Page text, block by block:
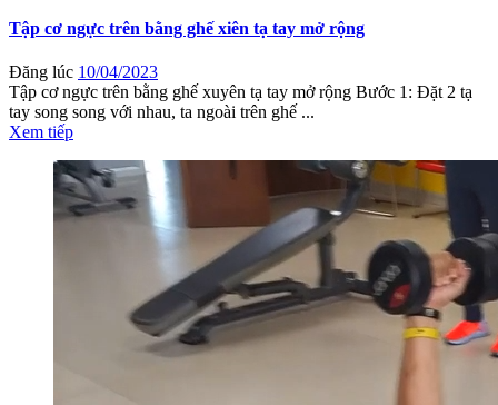
Tập cơ ngực trên bằng ghế xiên tạ tay mở rộng
Đăng lúc 10/04/2023
Tập cơ ngực trên bằng ghế xuyên tạ tay mở rộng Bước 1: Đặt 2 tạ
tay song song với nhau, ta ngoài trên ghế ...
Xem tiếp